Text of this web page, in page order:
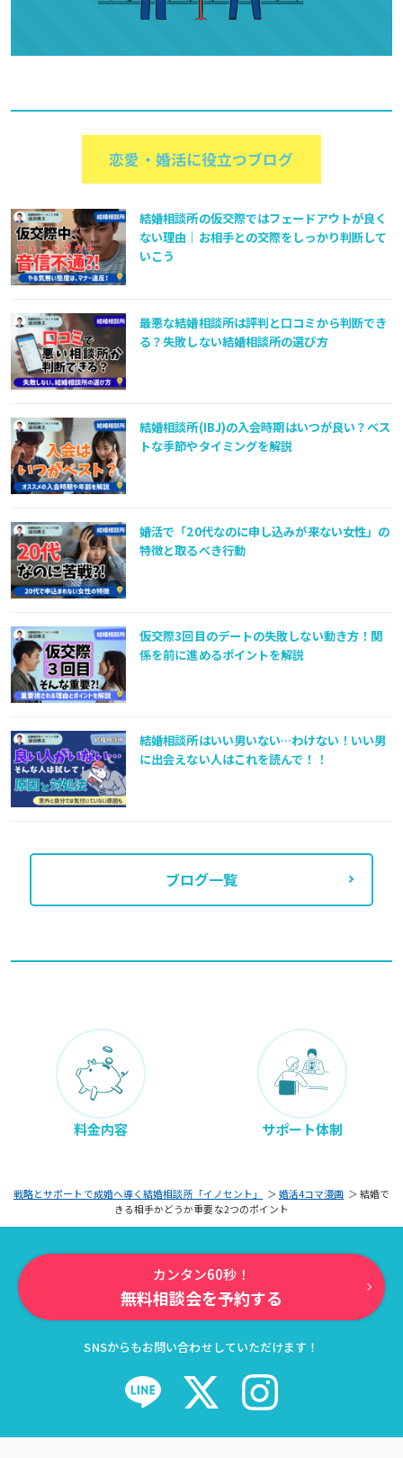
恋愛・婚活に役立つブログ
結婚相談所の仮交際ではフェードアウトが良く
ない理由｜お相手との交際をしっかり判断して
いこう
最悪な結婚相談所は評判と口コミから判断でき
る？失敗しない結婚相談所の選び方
結婚相談所(IBJ)の入会時期はいつが良い？ベス
トな季節やタイミングを解説
婚活で「20代なのに申し込みが来ない女性」の
特徴と取るべき行動
仮交際3回目のデートの失敗しない動き方！関
係を前に進めるポイントを解説
結婚相談所はいい男いない…わけない！いい男
に出会えない人はこれを読んで！！
ブログ一覧
料金内容 サポート体制
戦略とサポートで成婚へ導く結婚相談所「イノセント」 ＞婚活4コマ漫画 ＞結婚で
きる相手かどうか重要な2つのポイント
カンタン60秒！
無料相談会を予約する
SNSからもお問い合わせしていただけます！